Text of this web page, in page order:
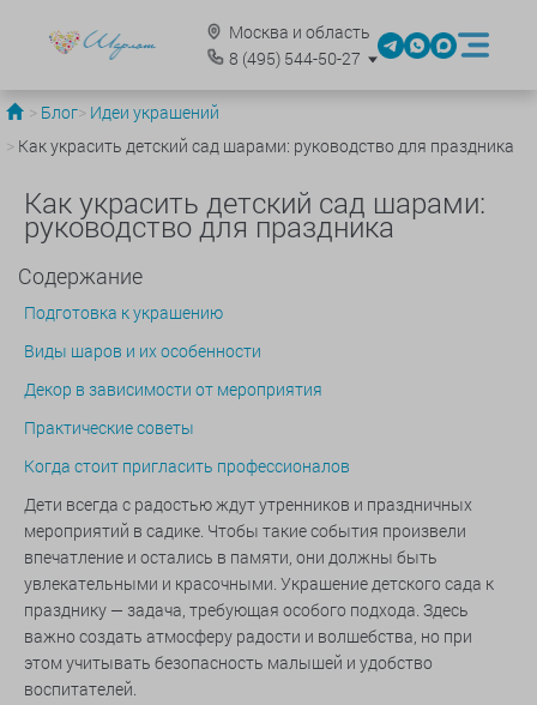
Москва и область
8 (495)544-50-27
Блог Идеи украшений
Как украсить детский сад шарами: руководство для праздника
Как украсить детский сад шарами:
руководство для праздника
Содержание
Подготовка к украшению
Виды шаров и их особенности
Декор в зависимости от мероприятия
Практические советы
Когда стоит пригласить профессионалов
Дети всегда с радостью ждут утренников и праздничных
мероприятий в садике. Чтобы такие события произвели
впечатление и остались в памяти, они должны быть
увлекательными и красочными. Украшение детского сада к
празднику — задача, требующая особого подхода. Здесь
важно создать атмосферу радости и волшебства, но при
этом учитывать безопасность малышей и удобство
воспитателей.